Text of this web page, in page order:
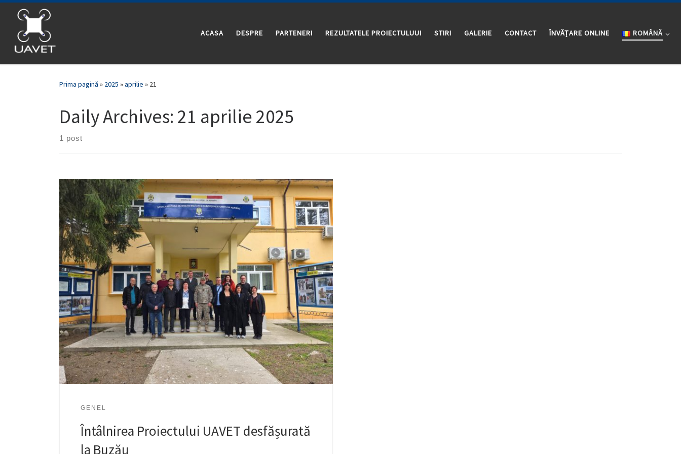
Skip to content
ACASA DESPRE PARTENERI REZULTATELE PROIECTULUUI STIRI GALERIE CONTACT ÎNVĂȚARE ONLINE ROMÂNĂ
Prima pagină» 2025 »aprilie » 21
Daily Archives: 21 aprilie 2025
1 post
GENEL
Întâlnirea Proiectului UAVET desfășurată
la Buzău